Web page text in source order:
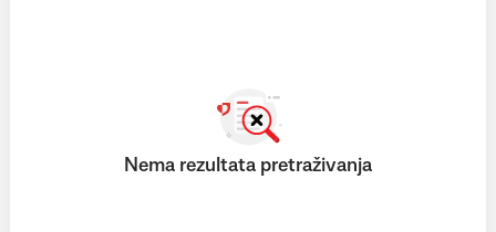
Nema rezultata pretraživanja